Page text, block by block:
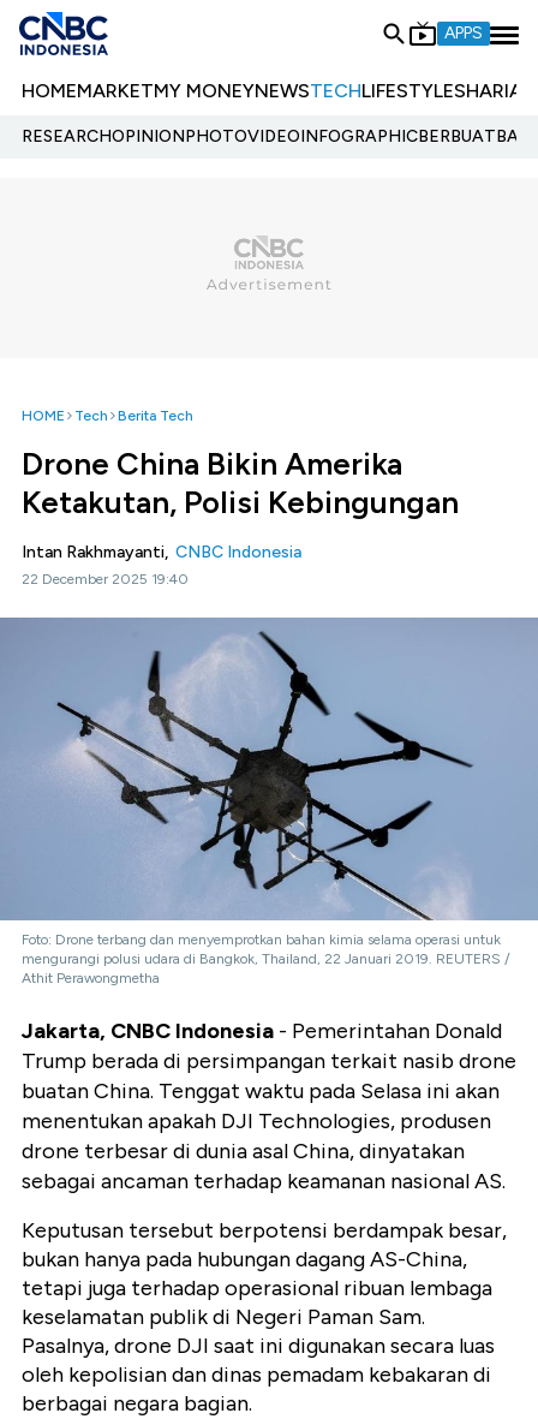
APPS
HOMEMARKETMY MONEYNEWSTECHLIFESTYLESHARIA
RESEARCHOPINIONPHOTOVIDEOINFOGRAPHIC
HOME Tech Berita Tech
Drone China Bikin Amerika
Ketakutan, Polisi Kebingungan
Intan Rakhmayanti, CNBC Indonesia
22 December 2025 19:40
Foto: Drone terbang dan menyemprotkan bahan kimia selama operasi untuk
mengurangi polusi udara di Bangkok, Thailand, 22 Januari 2019. REUTERS /
Athit Perawongmetha
Jakarta, CNBC Indonesia - Pemerintahan Donald
Trump berada di persimpangan terkait nasib drone
buatan China. Tenggat waktu pada Selasa ini akan
menentukan apakah DJI Technologies, produsen
drone terbesar di dunia asal China, dinyatakan
sebagai ancaman terhadap keamanan nasional AS.
Keputusan tersebut berpotensi berdampak besar,
bukan hanya pada hubungan dagang AS-China,
tetapi juga terhadap operasional ribuan lembaga
keselamatan publik di Negeri Paman Sam.
Pasalnya, drone DJI saat ini digunakan secara luas
oleh kepolisian dan dinas pemadam kebakaran di
berbagai negara bagian.